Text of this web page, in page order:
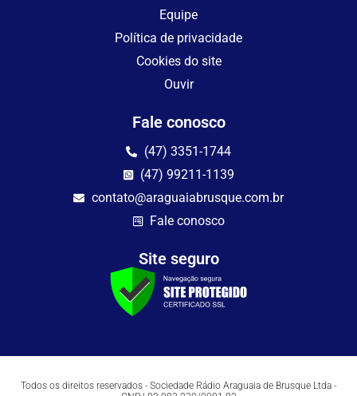
Equipe
Política de privacidade
Cookies do site
Ouvir
Fale conosco
(47) 3351-1744
(47) 99211-1139
contato@araguaiabrusque.com.br
Fale conosco
Site seguro
Todos os direitos reservados - Sociedade Rádio Araguaia de Brusque Ltda -